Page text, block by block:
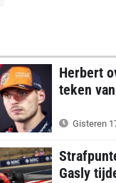
Herbert
teken
Gisteren
Gasly